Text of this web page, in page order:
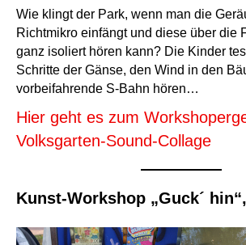
Wie klingt der Park, wenn man die
Richtmikro einfängt und diese über die
ganz isoliert hören kann? Die Kinder
Schritte der Gänse, den Wind in den
vorbeifahrende S-Bahn hören…
Hier geht es zum
Volksgarten-Sound-Collage
Kunst-Workshop „Guck´